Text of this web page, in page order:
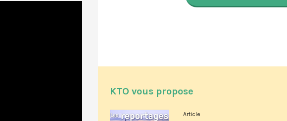
KTO vous propose
Article